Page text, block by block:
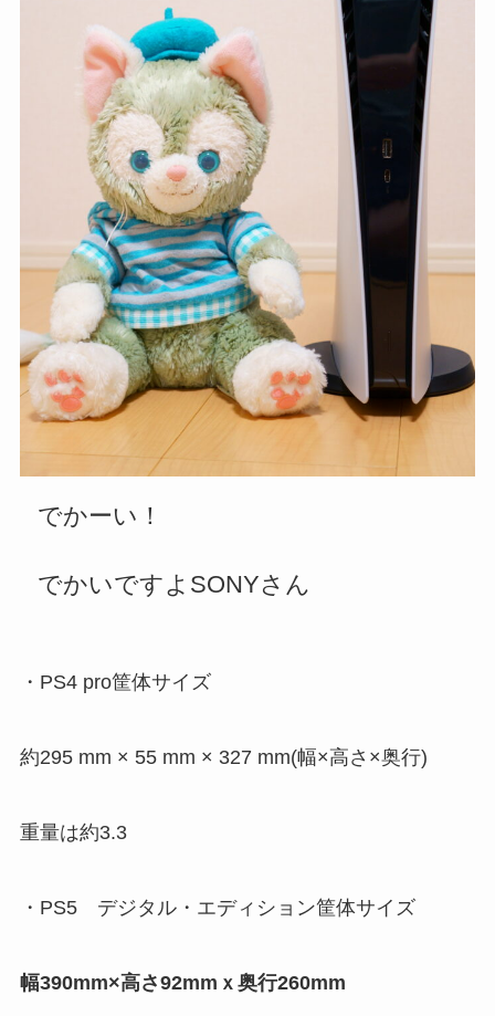
でかーい！
でかいですよSONYさん
・PS4 pro筐体サイズ
約295 mm × 55 mm × 327 mm(幅×高さ×奥行)
重量は約3.3
・PS5 デジタル・エディション筐体サイズ
幅390mm×高さ92mmｘ奥行260mm